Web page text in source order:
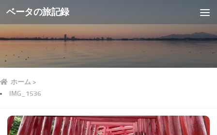
ベータの旅記録
ホーム >
IMG_1536